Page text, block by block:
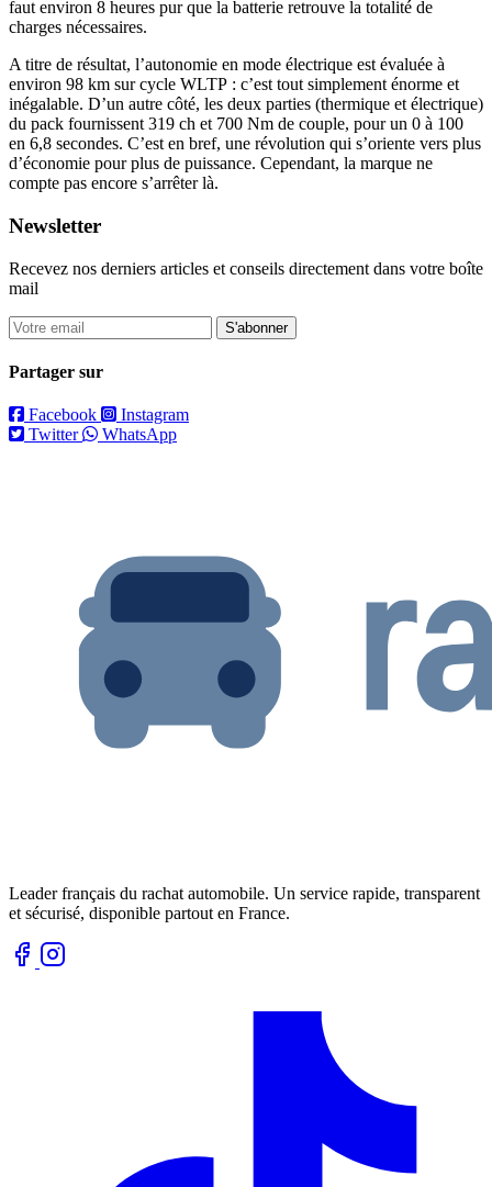
faut environ 8 heures pur que la batterie retrouve la totalité de
charges nécessaires.
A titre de résultat, l’autonomie en mode électrique est évaluée à
environ 98 km sur cycle WLTP : c’est tout simplement énorme et
inégalable. D’un autre côté, les deux parties (thermique et électrique)
du pack fournissent 319 ch et 700 Nm de couple, pour un 0 à 100
en 6,8 secondes. C’est en bref, une révolution qui s’oriente vers plus
d’économie pour plus de puissance. Cependant, la marque ne
compte pas encore s’arrêter là.
Newsletter
Recevez nos derniers articles et conseils directement dans votre boîte
mail
S'abonner
Partager sur
Facebook
Instagram
Twitter
WhatsApp
Leader français du rachat automobile. Un service rapide, transparent
et sécurisé, disponible partout en France.